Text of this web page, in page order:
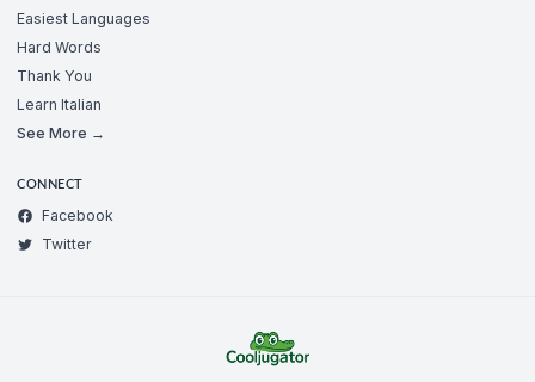
Easiest Languages
Hard Words
Thank You
Learn Italian
See More →
CONNECT
Facebook
Twitter